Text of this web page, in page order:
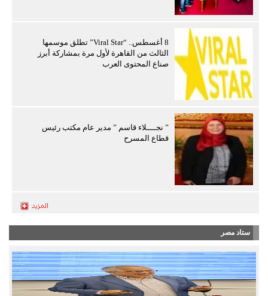
8 أغسطس.. “Viral Star” تطلق موسمها
الثالث من القاهرة لأول مرة بمشاركة أبرز
صناع المحتوى العرب
” نجــــلاء قاسم ” مدير عام مكتب رئيس
قطاع المسرح
ستاد مصر